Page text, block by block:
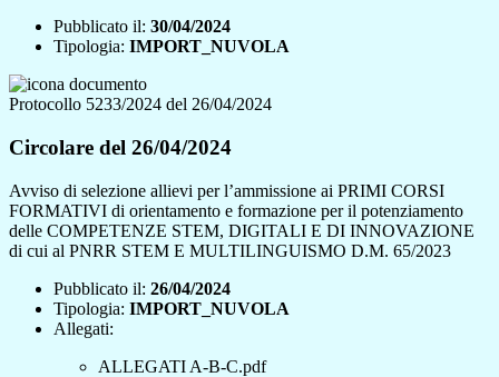
Pubblicato il: 30/04/2024
Tipologia: IMPORT_NUVOLA
Protocollo 5233/2024 del 26/04/2024
Circolare del 26/04/2024
Avviso di selezione allievi per l’ammissione ai PRIMI CORSI
FORMATIVI di orientamento e formazione per il potenziamento
delle COMPETENZE STEM, DIGITALI E DI INNOVAZIONE
di cui al PNRR STEM E MULTILINGUISMO D.M. 65/2023
Pubblicato il: 26/04/2024
Tipologia: IMPORT_NUVOLA
Allegati:
ALLEGATI A-B-C.pdf